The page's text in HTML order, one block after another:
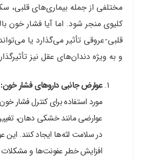
مختلفی از جمله بیماری‌های قلبی،
کلیوی منجر شود. اما آیا فشار خون
قلبی-عروقی تأثیر می‌گذارد یا
و به ویژه دندان‌های عقل نیز
عوارض جانبی داروهای فشار خون:
مورد استفاده برای کنترل فشار
عوارضی مانند خشکی دهان،
در سلامت لثه‌ها ایجاد کنند. این
افزایش خطر عفونت‌ها و